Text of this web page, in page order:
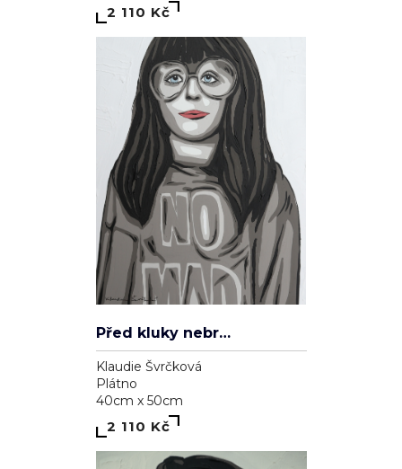
2 110 Kč
Před kluky nebrečím
Klaudie Švrčková
Plátno
40cm x 50cm
2 110 Kč